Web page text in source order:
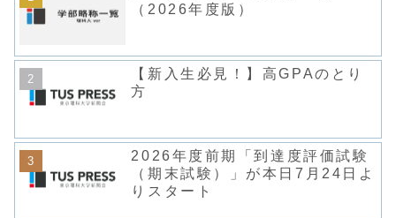
（2026年度版）
【新入生必見！】高GPAのとり
方
2026年度前期「到達度評価試験
（期末試験）」が本日7月24日よ
りスタート